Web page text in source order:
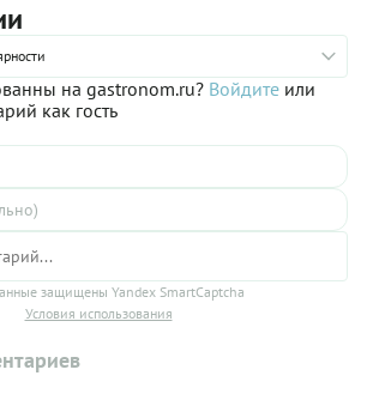
на gastronom.ru? Войдите или
как гость
защищены Yandex SmartCaptcha
Условия использования